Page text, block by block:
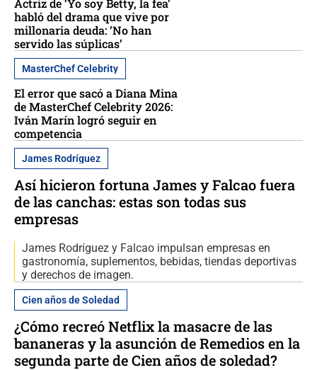
Actriz de ‘Yo soy Betty, la fea’
habló del drama que vive por
millonaria deuda: ‘No han
servido las súplicas’
MasterChef Celebrity
El error que sacó a Diana Mina
de MasterChef Celebrity 2026:
Iván Marín logró seguir en
competencia
James Rodríguez
Así hicieron fortuna James y Falcao fuera
de las canchas: estas son todas sus
empresas
James Rodríguez y Falcao impulsan empresas en
gastronomía, suplementos, bebidas, tiendas deportivas
y derechos de imagen.
Cien años de Soledad
¿Cómo recreó Netflix la masacre de las
bananeras y la asunción de Remedios en la
segunda parte de Cien años de soledad?